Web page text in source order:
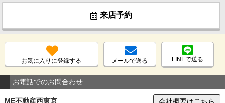
来店予約
お気に入りに登録する メールで送る LINEで送る
お電話でのお問合わせ
ME不動産西東京 会社概要はこちら